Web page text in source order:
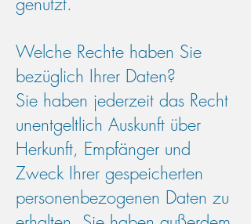
Welche Rechte haben Sie
bezüglich Ihrer Daten?
Sie haben jederzeit das Recht
unentgeltlich Auskunft über
Herkunft, Empfänger und
Zweck Ihrer gespeicherten
personenbezogenen Daten zu